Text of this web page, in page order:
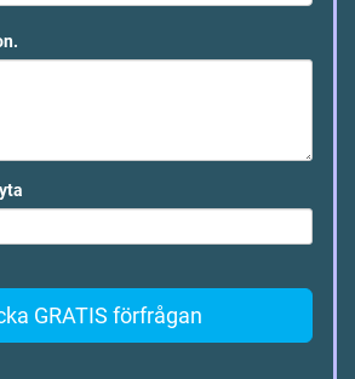
GRATIS förfrågan